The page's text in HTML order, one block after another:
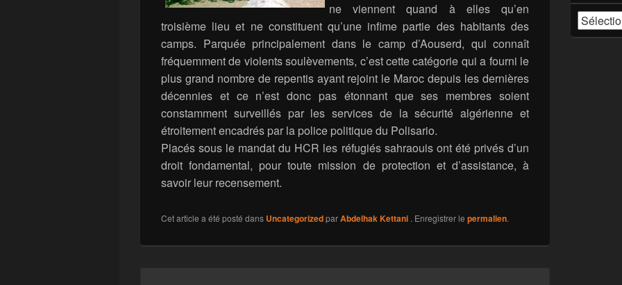
ne viennent quand à elles qu’en
troisième lieu et ne constituent qu’une infime partie des habitants des
camps. Parquée principalement dans le camp d’Aouserd, qui connaît
fréquemment de violents soulèvements, c’est cette catégorie qui a fourni le
plus grand nombre de repentis ayant rejoint le Maroc depuis les dernières
décennies et ce n’est donc pas étonnant que ses membres soient
constamment surveillés par les services de la sécurité algérienne et
étroitement encadrés par la police politique du Polisario.
Placés sous le mandat du HCR les réfugiés sahraouis ont été privés d’un
droit fondamental, pour toute mission de protection et d’assistance, à
savoir leur recensement.
Cet article a été posté dans UncategorizedparAbdelhak Kettani . Enregistrer le permalien.
Catégories